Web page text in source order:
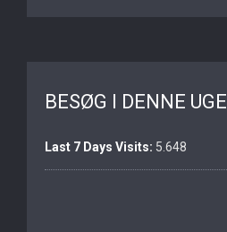
BESØG I DENNE UGE
Last 7 Days Visits: 5.648